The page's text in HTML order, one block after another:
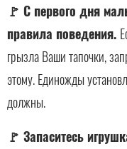
🚩 С первого дня
правила поведения.
грызла Ваши тапочки,
этому. Единожды
должны.
🚩 Запаситесь